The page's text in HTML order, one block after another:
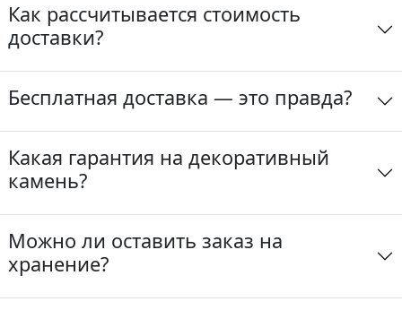
Как рассчитывается стоимость
доставки?
Бесплатная доставка — это правда?
Какая гарантия на декоративный
камень?
Можно ли оставить заказ на
хранение?